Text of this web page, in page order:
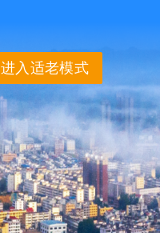
进入适老模式